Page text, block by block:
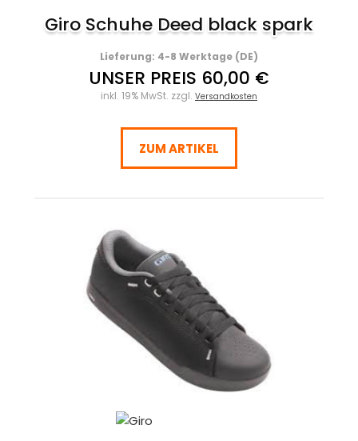
Giro Schuhe Deed black spark
Lieferung: 4-8 Werktage (DE)
UNSER PREIS 60,00 €
inkl. 19% MwSt. zzgl. Versandkosten
ZUM ARTIKEL